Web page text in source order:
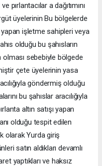
a dağıtımını
üyelerinin Bu bölgelerde
işletme sahipleri veya
olduğu bu şahısların
sebebiyle bölgede
çete üyelerinin yasa
göndermiş olduğu
bu şahıslar aracılığıyla
altın satışı yapan
olduğu tespit edilen
olarak Yurda giriş
satın aldıkları devamlı
yaptıkları ve haksız